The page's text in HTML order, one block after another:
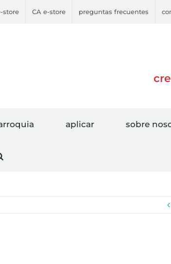
store CA e-store preguntas frecuentes
aplicar sobre